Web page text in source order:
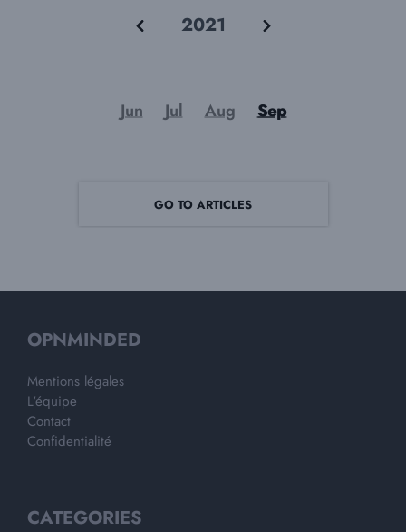
2021
Jun Jul Aug Sep
GO TO ARTICLES
OPNMINDED
Mentions légales
L'équipe
Contact
Confidentialité
CATEGORIES